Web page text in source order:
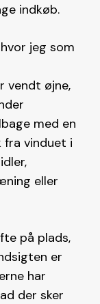
indkøb.
jeg som
vendt øjne,
med en
fra vinduet i
eller
på plads,
er
har
der sker